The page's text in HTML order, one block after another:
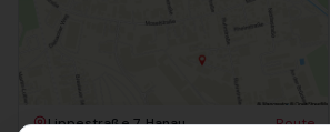
Lippestraße 7, Hanau Route